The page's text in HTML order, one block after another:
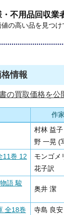
不用品回収業
の高い品を見つけ
情報
の買取価格を公
作
村林 益
野 一晃 (
11巻 12
モンゴ
花子訳
語 駿
奥井 潔
全18巻 寺島 良安